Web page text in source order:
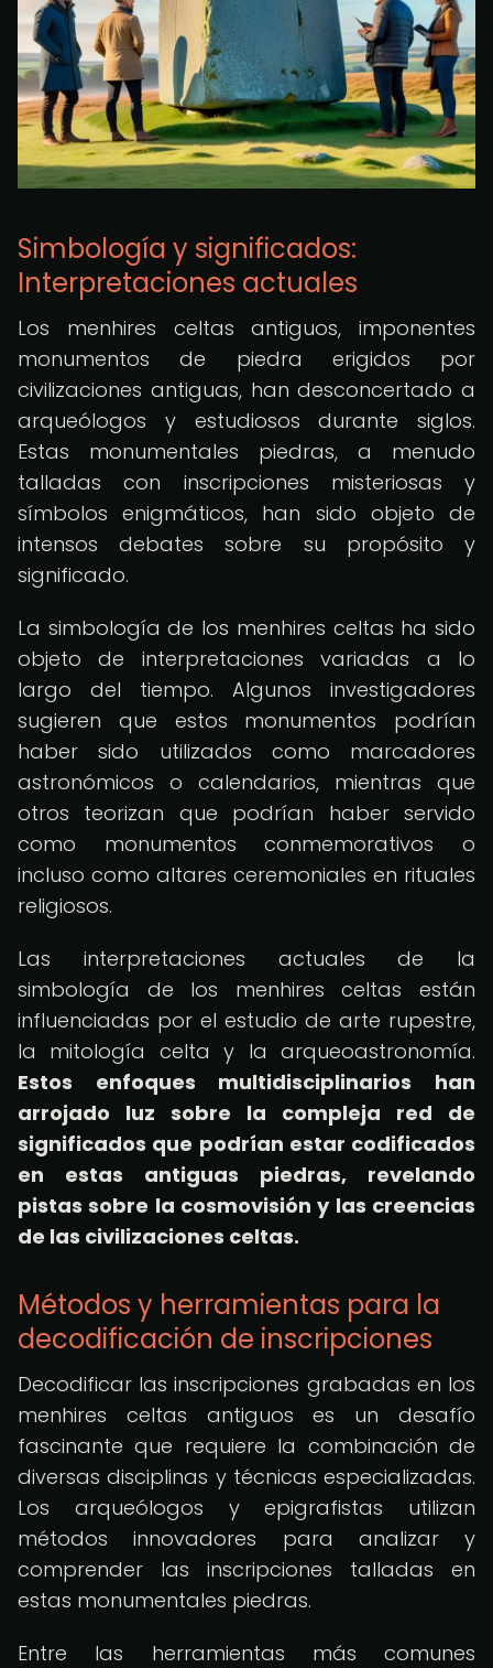
Simbología y significados:
Interpretaciones actuales
Los menhires celtas antiguos, imponentes
monumentos de piedra erigidos por
civilizaciones antiguas, han desconcertado a
arqueólogos y estudiosos durante siglos.
Estas monumentales piedras, a menudo
talladas con inscripciones misteriosas y
símbolos enigmáticos, han sido objeto de
intensos debates sobre su propósito y
significado.
La simbología de los menhires celtas ha sido
objeto de interpretaciones variadas a lo
largo del tiempo. Algunos investigadores
sugieren que estos monumentos podrían
haber sido utilizados como marcadores
astronómicos o calendarios, mientras que
otros teorizan que podrían haber servido
como monumentos conmemorativos o
incluso como altares ceremoniales en rituales
religiosos.
Las interpretaciones actuales de la
simbología de los menhires celtas están
influenciadas por el estudio de arte rupestre,
la mitología celta y la arqueoastronomía.
Estos enfoques multidisciplinarios han
arrojado luz sobre la compleja red de
significados que podrían estar codificados
en estas antiguas piedras, revelando
pistas sobre la cosmovisión y las creencias
de las civilizaciones celtas.
Métodos y herramientas para la
decodificación de inscripciones
Decodificar las inscripciones grabadas en los
menhires celtas antiguos es un desafío
fascinante que requiere la combinación de
diversas disciplinas y técnicas especializadas.
Los arqueólogos y epigrafistas utilizan
métodos innovadores para analizar y
comprender las inscripciones talladas en
estas monumentales piedras.
Entre las herramientas más comunes